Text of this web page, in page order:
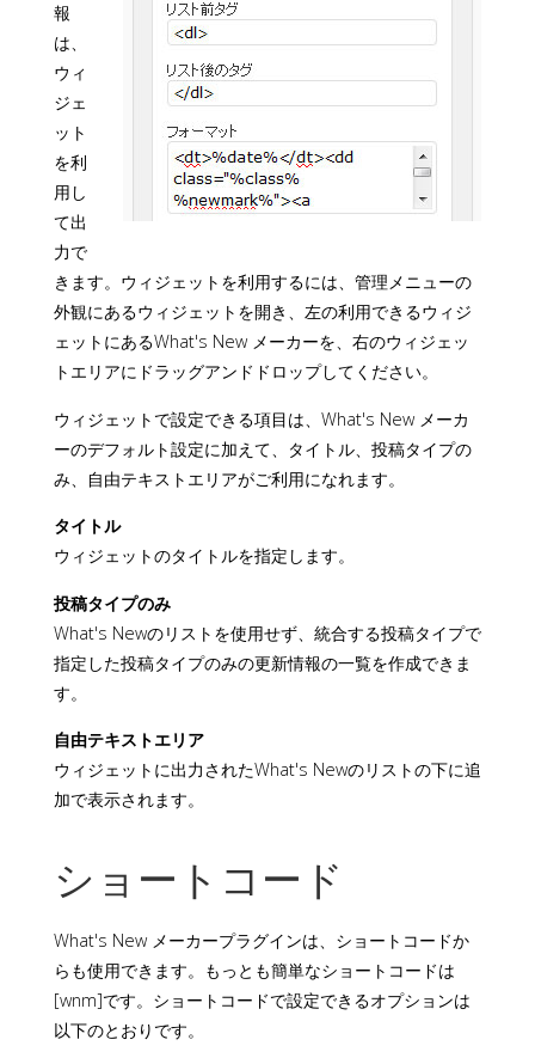
報
は、
ウィ
ジェ
ット
を利
用し
て出
力で
きます。ウィジェットを利用するには、管理メニューの
外観にあるウィジェットを開き、左の利用できるウィジ
ェットにあるWhat's New メーカーを、右のウィジェッ
トエリアにドラッグアンドドロップしてください。
ウィジェットで設定できる項目は、What's New メーカ
ーのデフォルト設定に加えて、タイトル、投稿タイプの
み、自由テキストエリアがご利用になれます。
タイトル
ウィジェットのタイトルを指定します。
投稿タイプのみ
What's Newのリストを使用せず、統合する投稿タイプで
指定した投稿タイプのみの更新情報の一覧を作成できま
す。
自由テキストエリア
ウィジェットに出力されたWhat's Newのリストの下に追
加で表示されます。
ショートコード
What's New メーカープラグインは、ショートコードか
らも使用できます。もっとも簡単なショートコードは
[wnm]です。ショートコードで設定できるオプションは
以下のとおりです。